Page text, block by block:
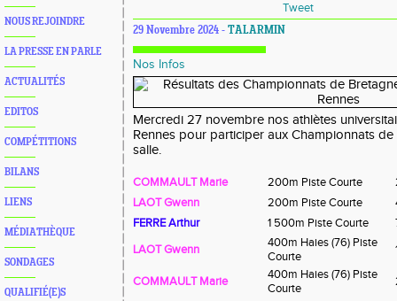
NOUS REJOINDRE
LA PRESSE EN PARLE
ACTUALITÉS
EDITOS
COMPÉTITIONS
BILANS
LIENS
MÉDIATHÈQUE
SONDAGES
QUALIFIÉ(E)S
Tweet
29 Novembre 2024 - TALARMIN
Nos Infos
Mercredi 27 novembre nos athlètes
Rennes pour participer aux Championnats
salle.
COMMAULT Marie 200m Piste Courte
LAOT Gwenn
200m Piste Courte
FERRE Arthur
1 500m Piste Courte
LAOT Gwenn
400m Haies (76) Piste
Courte
COMMAULT Marie
400m Haies (76) Piste
Courte